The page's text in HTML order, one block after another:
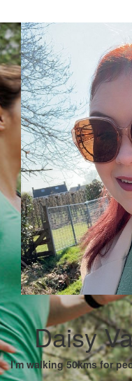
Daisy
I'm walking 50kms for